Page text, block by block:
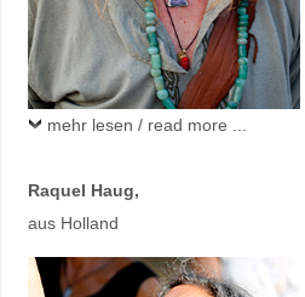
mehr lesen / read more ...
Raquel Haug,
aus Holland